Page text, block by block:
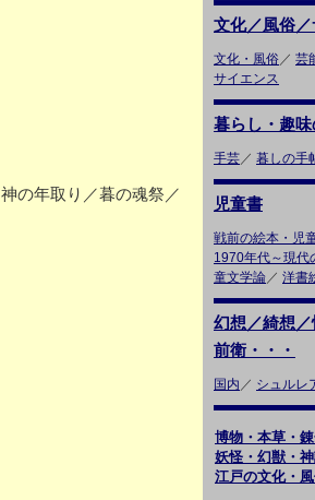
の年取り／暮の魂祭／
文化／風俗
文化・風俗／ 芸
サイエンス
暮らし・趣
手芸／ 暮しの手
児童書
戦前の絵本・児
1970年代～現代
童文学論／ 洋書
幻想／綺想
前衛・・・
国内 ／ シュルレ
博物・本草・
妖怪・幻獣・
江戸の文化・